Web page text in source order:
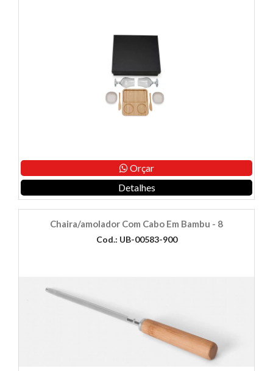
Orçar
Detalhes
Chaira/amolador Com Cabo Em Bambu - 8
Cod.: UB-00583-900